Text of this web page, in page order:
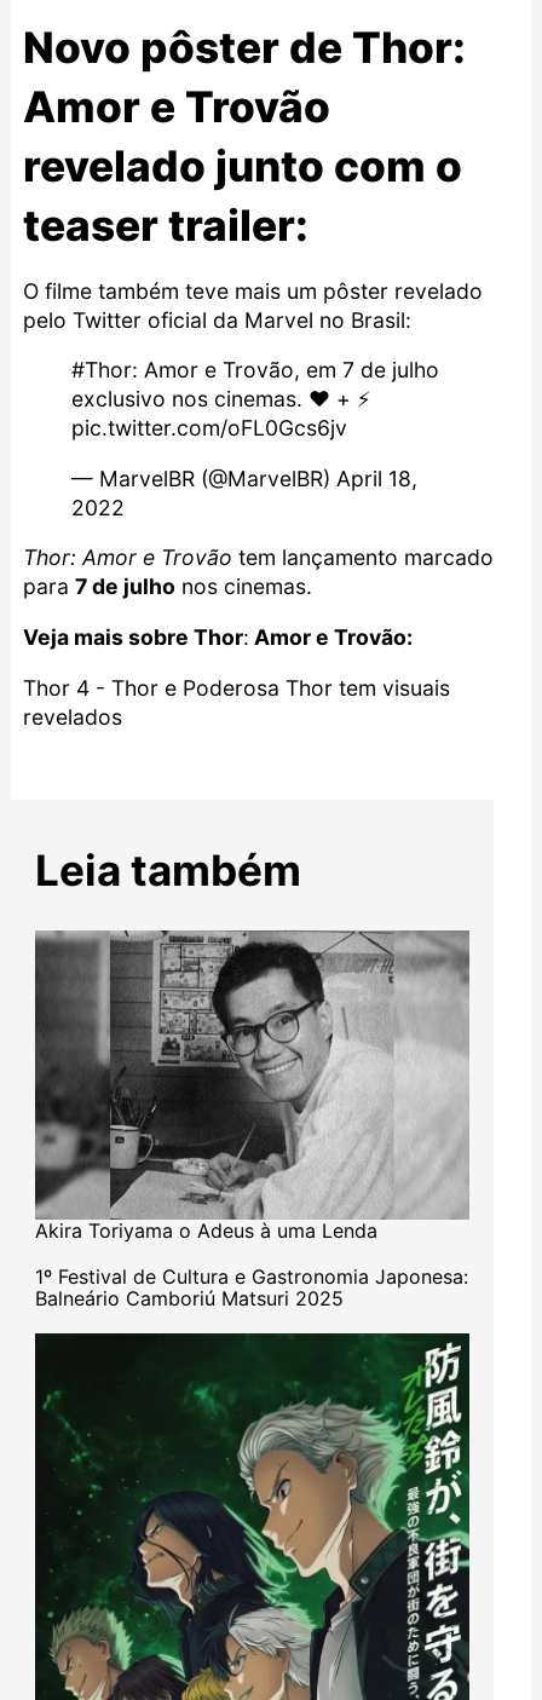
Novo pôster de Thor:
Amor e Trovão
revelado junto com o
teaser trailer:
O filme também teve mais um pôster revelado
pelo Twitter oficial da Marvel no Brasil:
#Thor: Amor e Trovão, em 7 de julho
exclusivo nos cinemas. ❤️ + ⚡
pic.twitter.com/oFL0Gcs6jv
— MarvelBR (@MarvelBR) April 18,
2022
Thor: Amor e Trovão tem lançamento marcado
para 7 de julho nos cinemas.
Veja mais sobre Thor: Amor e Trovão:
Thor 4 - Thor e Poderosa Thor tem visuais
revelados
Leia também
Akira Toriyama o Adeus à uma Lenda
1º Festival de Cultura e Gastronomia Japonesa:
Balneário Camboriú Matsuri 2025